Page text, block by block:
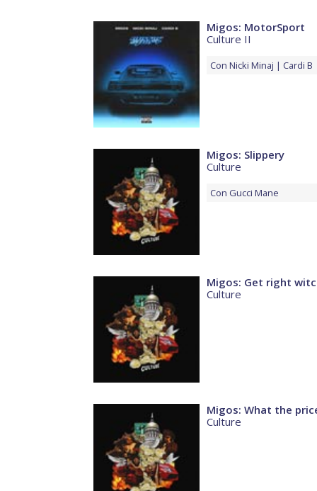
Migos: MotorSport
Culture II
Con Nicki Minaj Cardi B
Migos: Slippery
Culture
Con Gucci Mane
Migos: Get right
Culture
Migos: What the
Culture